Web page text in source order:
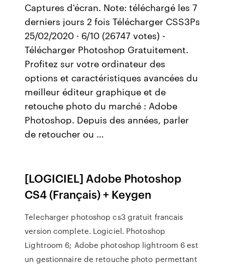
Captures d'écran. Note: téléchargé les 7
derniers jours 2 fois Télécharger CSS3Ps
25/02/2020 · 6/10 (26747 votes) -
Télécharger Photoshop Gratuitement.
Profitez sur votre ordinateur des
options et caractéristiques avancées du
meilleur éditeur graphique et de
retouche photo du marché : Adobe
Photoshop. Depuis des années, parler
de retoucher ou …
[LOGICIEL] Adobe Photoshop
CS4 (Français) + Keygen
Telecharger photoshop cs3 gratuit francais
version complete. Logiciel. Photoshop
Lightroom 6; Adobe photoshop lightroom 6 est
un gestionnaire de retouche photo permettant